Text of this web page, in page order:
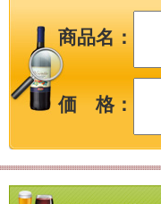
商品名：
価 格：